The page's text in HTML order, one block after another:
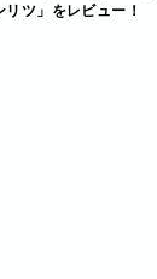
リツ」をレビュー！